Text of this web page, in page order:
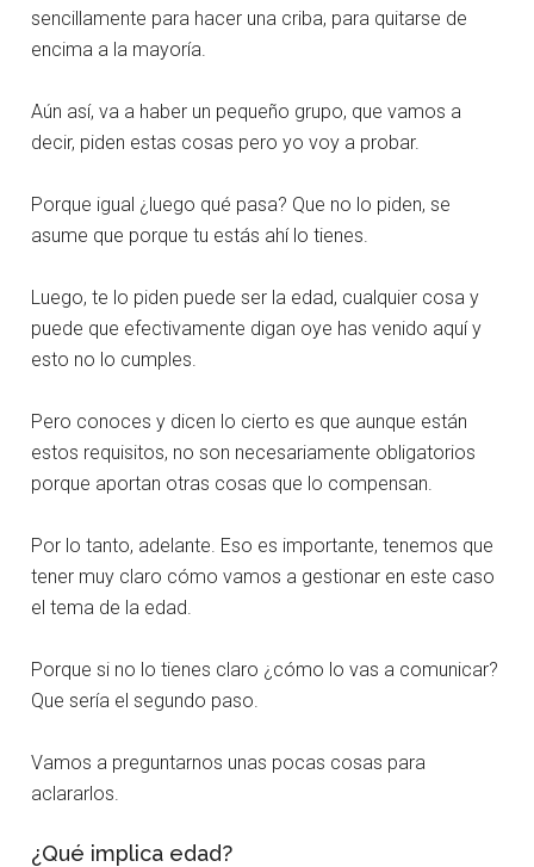
sencillamente para hacer una criba, para quitarse de
encima a la mayoría.
Aún así, va a haber un pequeño grupo, que vamos a
decir, piden estas cosas pero yo voy a probar.
Porque igual ¿luego qué pasa? Que no lo piden, se
asume que porque tu estás ahí lo tienes.
Luego, te lo piden puede ser la edad, cualquier cosa y
puede que efectivamente digan oye has venido aquí y
esto no lo cumples.
Pero conoces y dicen lo cierto es que aunque están
estos requisitos, no son necesariamente obligatorios
porque aportan otras cosas que lo compensan.
Por lo tanto, adelante. Eso es importante, tenemos que
tener muy claro cómo vamos a gestionar en este caso
el tema de la edad.
Porque si no lo tienes claro ¿cómo lo vas a comunicar?
Que sería el segundo paso.
Vamos a preguntarnos unas pocas cosas para
aclararlos.
¿Qué implica edad?